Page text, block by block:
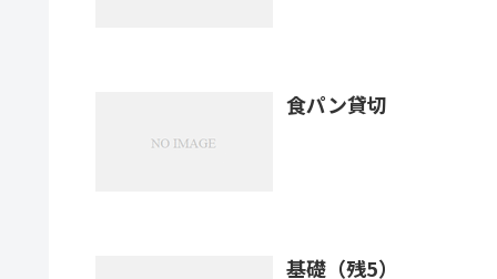
食パン貸切
基礎（残5）